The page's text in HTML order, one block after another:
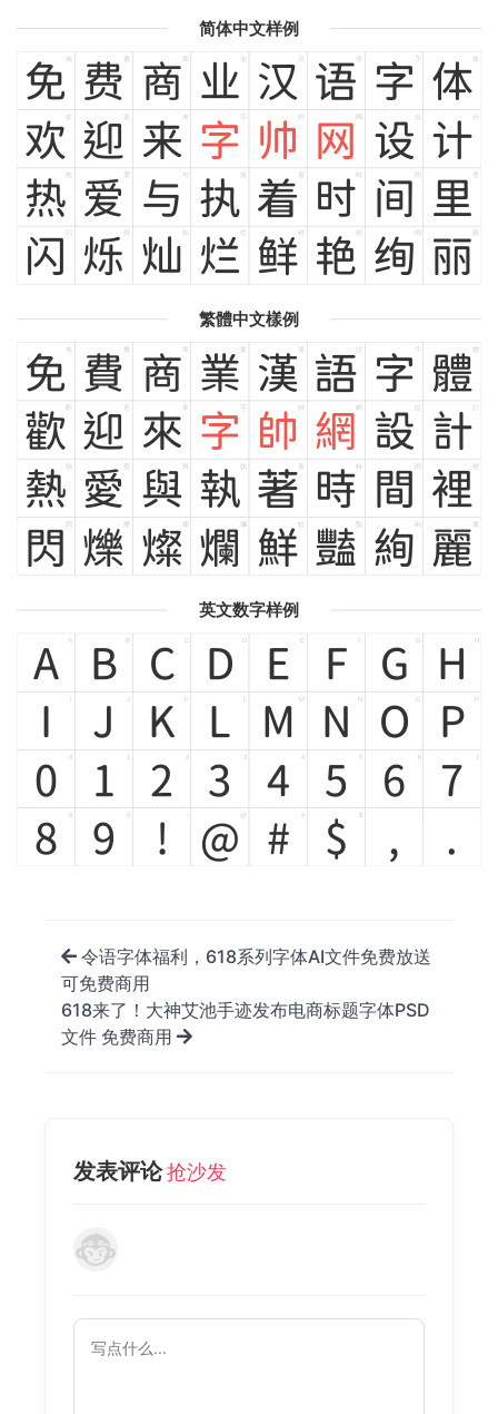
简体中文样例
免
免
费
费
商
商
业
业
汉
汉
语
语
字
字
体
体
欢
欢
迎
迎
来
来
字
字
帅
帅
网
网
设
设
计
计
热
热 爱 与 执 着 时 间 里
闪
闪
烁
烁
灿
灿
烂
烂
鲜
鲜
艳
艳
绚
绚
丽
丽
繁體中文樣例
免
免
費
費
商
商
業
業
漢
漢
語
語
字
字
體
體
歡 迎
來
來
字
字 帥
網
網 設 計
熱
熱
愛
愛
與
與
執
執
著
著
時
時
間
間
裡
裡
閃
閃
爍
爍
燦
燦
爛
爛
鮮
鮮
豔
豔
絢
絢
麗
麗
英文数字样例
A
A
B
B
C
C
D
D E F
G
G
H
H
I
J
J
K
K
L
L
M
M
N
N
O
O
P
P
0
0
1
1
2
2
3
3
4
4
5
5
6
6
7
7
8
8
9
9 !
@
@
#
#
$
$ , .
令语字体福利，618系列字体AI文件免费放送
可免费商用
618来了！大神艾池手迹发布电商标题字体PSD
文件 免费商用
发表评论抢沙发